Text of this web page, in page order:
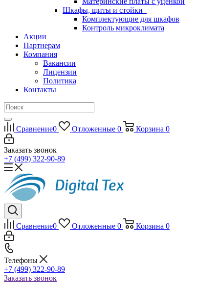
Шкафы, щиты и стойки
Комплектующие для шкафов
Контроль микроклимата
Акции
Партнерам
Компания
Вакансии
Лицензии
Политика
Контакты
Сравнение0 Отложенные 0 Корзина 0
Заказать звонок
+7 (499) 322-90-89
Сравнение0 Отложенные 0 Корзина 0
Телефоны
+7 (499) 322-90-89
Заказать звонок